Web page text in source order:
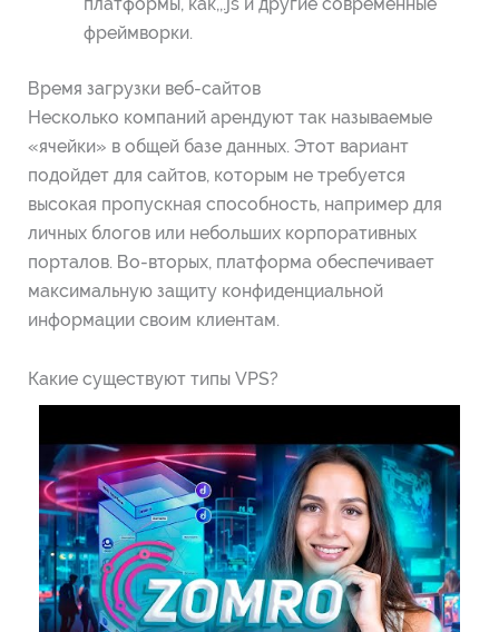
фреймворки.
Время загрузки веб-сайтов
Несколько компаний арендуют так называемые
«ячейки» в общей базе данных. Этот вариант
подойдет для сайтов, которым не требуется
высокая пропускная способность, например для
личных блогов или небольших корпоративных
порталов. Во-вторых, платформа обеспечивает
максимальную защиту конфиденциальной
информации своим клиентам.
Какие существуют типы VPS?